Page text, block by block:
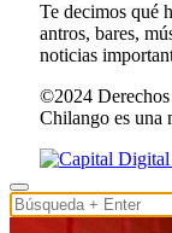
Te decimos qué
antros, bares,
noticias
©2024 Derechos
Chilango es una